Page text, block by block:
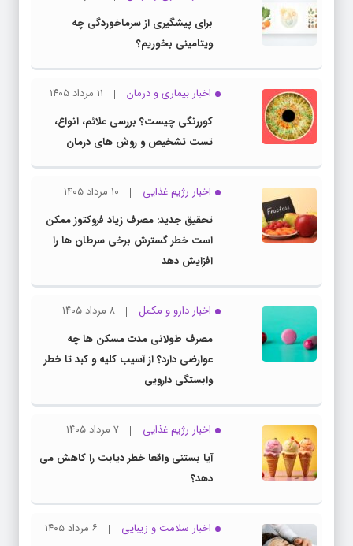
برای پیشگیری از سرماخوردگی چه
ویتامینی بخوریم؟
اخبار بیماری و درمان
۱۱ مرداد ۱۴۰۵
کوررنگی چیست؟ بررسی علائم، انواع،
تست تشخیص و روش های درمان
اخبار رژیم غذایی
۱۰ مرداد ۱۴۰۵
تحقیق جدید: مصرف زیاد فروکتوز ممکن
است خطر گسترش برخی سرطان ها را
افزایش دهد
اخبار دارو و مکمل
۸ مرداد ۱۴۰۵
مصرف طولانی مدت مسکن ها چه
عوارضی دارد؟ از آسیب کلیه و کبد تا خطر
وابستگی دارویی
اخبار رژیم غذایی
۷ مرداد ۱۴۰۵
آیا بستنی واقعا خطر دیابت را کاهش می
دهد؟
اخبار سلامت و زیبایی
۶ مرداد ۱۴۰۵